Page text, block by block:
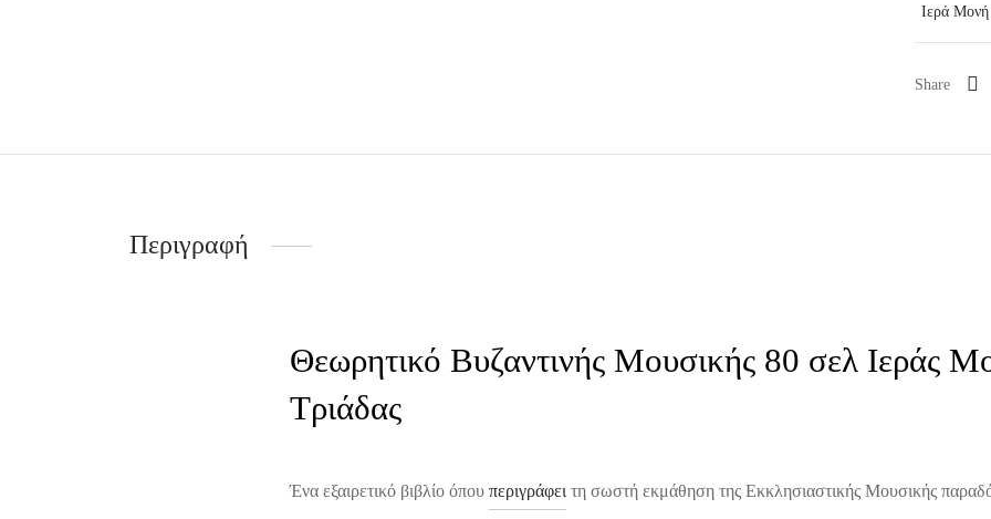
Ιερά Μονή
Share
Περιγραφή
Θεωρητικό Βυζαντινής Μουσικής 80 σελ Ιεράς
Τριάδας
Ένα εξαιρετικό βιβλίο όπου περιγράφει τη σωστή εκμάθηση της Εκκλησιαστικής Μουσικής